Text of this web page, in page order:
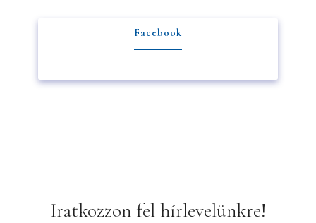
Facebook
Iratkozzon fel hírlevelünkre!